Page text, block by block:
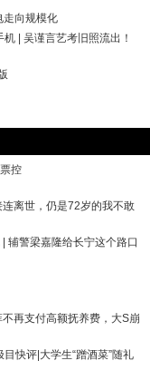
走向规模化
| 吴谨言艺考旧照流出！
控
离世，仍是72岁的我不敢
辅警梁嘉隆给长宁这个路口
再支付高额抚养费，大S崩
快评|大学生“蹭酒菜”随礼